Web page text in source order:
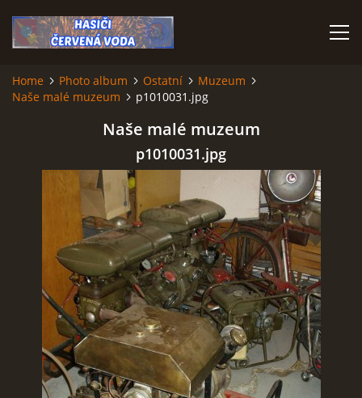
HOME
© 2026 eStránky.cz
Home Photo album Ostatní
Muzeum
Naše malé muzeum
p1010031.jpg
Naše malé muzeum
p1010031.jpg